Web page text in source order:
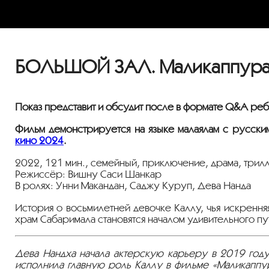
БОЛЬШОЙ ЗАЛ.
Показ представит и обсудит после в формате Q&A
Фильм демонстрируется на языке малаялам с
кино 2024.
2022, 121 мин., семейный, приключение, драма,
Режиссёр: Вишну Саси Шанкар
В ролях: Унни Макандан, Саджу Куруп, Дева Нанда
История о восьмилетней девочке Каллу, чья
храм Сабаримала становятся началом удивительного
Дева Нандха начала актерскую карьеру в 2019
исполнила главную роль Каллу в фильме